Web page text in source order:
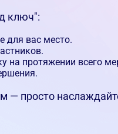
ключ":
для вас место.
на протяжении всего
— просто